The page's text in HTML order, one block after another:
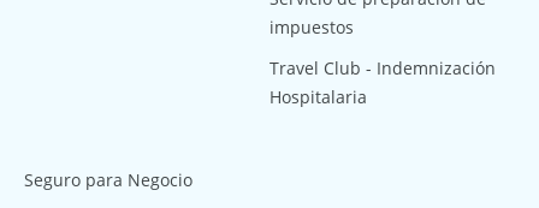
impuestos
Travel Club - Indemnización
Hospitalaria
Seguro para Negocio